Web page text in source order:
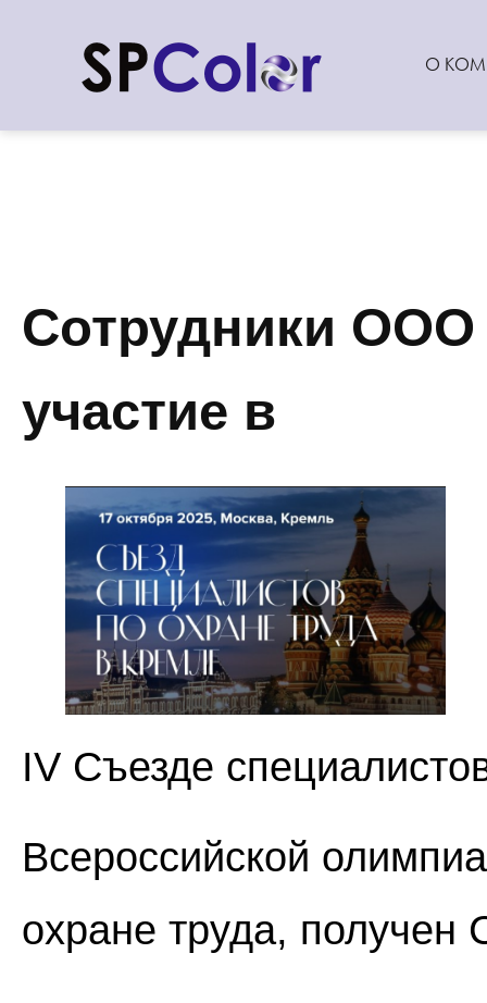
О
Сотрудники
участие в
IV Съезде
Всероссийской
охране труда, получен